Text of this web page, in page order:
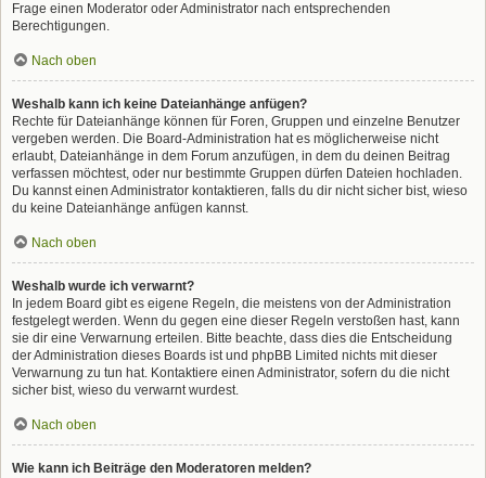
Frage einen Moderator oder Administrator nach entsprechenden
Berechtigungen.
Nach oben
Weshalb kann ich keine Dateianhänge anfügen?
Rechte für Dateianhänge können für Foren, Gruppen und einzelne Benutzer
vergeben werden. Die Board-Administration hat es möglicherweise nicht
erlaubt, Dateianhänge in dem Forum anzufügen, in dem du deinen Beitrag
verfassen möchtest, oder nur bestimmte Gruppen dürfen Dateien hochladen.
Du kannst einen Administrator kontaktieren, falls du dir nicht sicher bist, wieso
du keine Dateianhänge anfügen kannst.
Nach oben
Weshalb wurde ich verwarnt?
In jedem Board gibt es eigene Regeln, die meistens von der Administration
festgelegt werden. Wenn du gegen eine dieser Regeln verstoßen hast, kann
sie dir eine Verwarnung erteilen. Bitte beachte, dass dies die Entscheidung
der Administration dieses Boards ist und phpBB Limited nichts mit dieser
Verwarnung zu tun hat. Kontaktiere einen Administrator, sofern du die nicht
sicher bist, wieso du verwarnt wurdest.
Nach oben
Wie kann ich Beiträge den Moderatoren melden?